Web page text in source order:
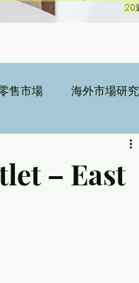
20
售市場 海外市場研究
– East